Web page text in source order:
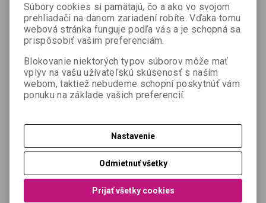
Súbory cookies si pamätajú, čo a ako vo svojom
prehliadači na danom zariadení robíte. Vďaka tomu
webová stránka funguje podľa vás a je schopná sa
prispôsobiť vašim preferenciám.
Blokovanie niektorých typov súborov môže mať
vplyv na vašu užívateľskú skúsenosť s naším
webom, taktiež nebudeme schopní poskytnúť vám
ponuku na základe vašich preferencií.
Nastavenie
Odmietnuť všetky
Prijať všetky cookies